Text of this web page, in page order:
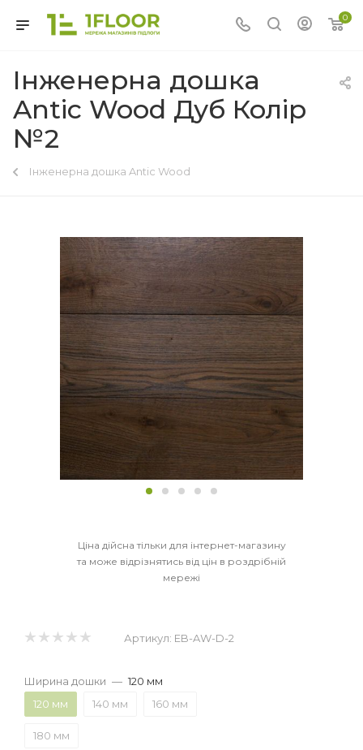
0
Інженерна дошка
Antic Wood Дуб Колір
№2
Інженерна дошка Antic Wood
Ціна дійсна тільки для інтернет-магазину
та може відрізнятись від цін в роздрібній
мережі
Артикул: EB-AW-D-2
Ширина дошки — 120 мм
120 мм
140 мм 160 мм
180 мм